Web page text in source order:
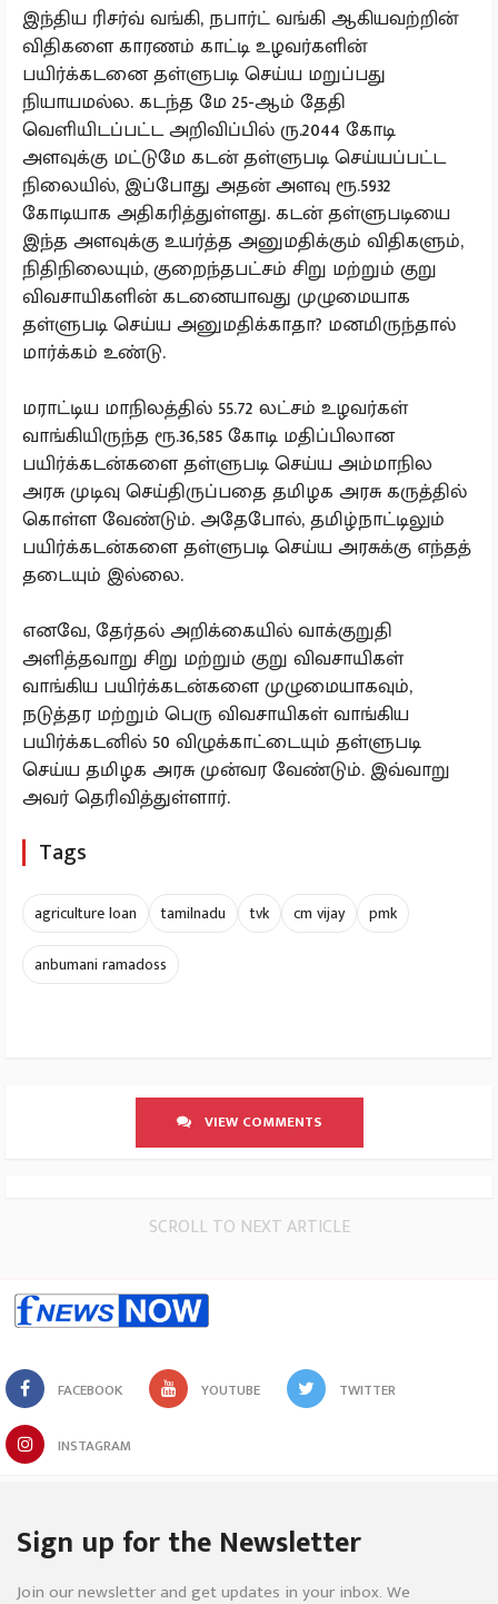
இந்திய ரிசர்வ் வங்கி, நபார்ட் வங்கி ஆகியவற்றின்
விதிகளை காரணம் காட்டி உழவர்களின்
பயிர்க்கடனை தள்ளுபடி செய்ய மறுப்பது
நியாயமல்ல. கடந்த மே 25-ஆம் தேதி
வெளியிடப்பட்ட அறிவிப்பில் ரு.2044 கோடி
அளவுக்கு மட்டுமே கடன் தள்ளுபடி செய்யப்பட்ட
நிலையில், இப்போது அதன் அளவு ரூ.5932
கோடியாக அதிகரித்துள்ளது. கடன் தள்ளுபடியை
இந்த அளவுக்கு உயர்த்த அனுமதிக்கும் விதிகளும்,
நிதிநிலையும், குறைந்தபட்சம் சிறு மற்றும் குறு
விவசாயிகளின் கடனையாவது முழுமையாக
தள்ளுபடி செய்ய அனுமதிக்காதா? மனமிருந்தால்
மார்க்கம் உண்டு.
மராட்டிய மாநிலத்தில் 55.72 லட்சம் உழவர்கள்
வாங்கியிருந்த ரூ.36,585 கோடி மதிப்பிலான
பயிர்க்கடன்களை தள்ளுபடி செய்ய அம்மாநில
அரசு முடிவு செய்திருப்பதை தமிழக அரசு கருத்தில்
கொள்ள வேண்டும். அதேபோல், தமிழ்நாட்டிலும்
பயிர்க்கடன்களை தள்ளுபடி செய்ய அரசுக்கு எந்தத்
தடையும் இல்லை.
எனவே, தேர்தல் அறிக்கையில் வாக்குறுதி
அளித்தவாறு சிறு மற்றும் குறு விவசாயிகள்
வாங்கிய பயிர்க்கடன்களை முழுமையாகவும்,
நடுத்தர மற்றும் பெரு விவசாயிகள் வாங்கிய
பயிர்க்கடனில் 50 விழுக்காட்டையும் தள்ளுபடி
செய்ய தமிழக அரசு முன்வர வேண்டும். இவ்வாறு
அவர் தெரிவித்துள்ளார்.
Tags
agriculture loan tamilnadu tvk cm vijay
pmk
anbumani ramadoss
VIEW COMMENTS
SCROLL TO NEXT ARTICLE
FACEBOOK YOUTUBE TWITTER
INSTAGRAM
Sign up for the Newsletter
Join our newsletter and get updates in your inbox. We